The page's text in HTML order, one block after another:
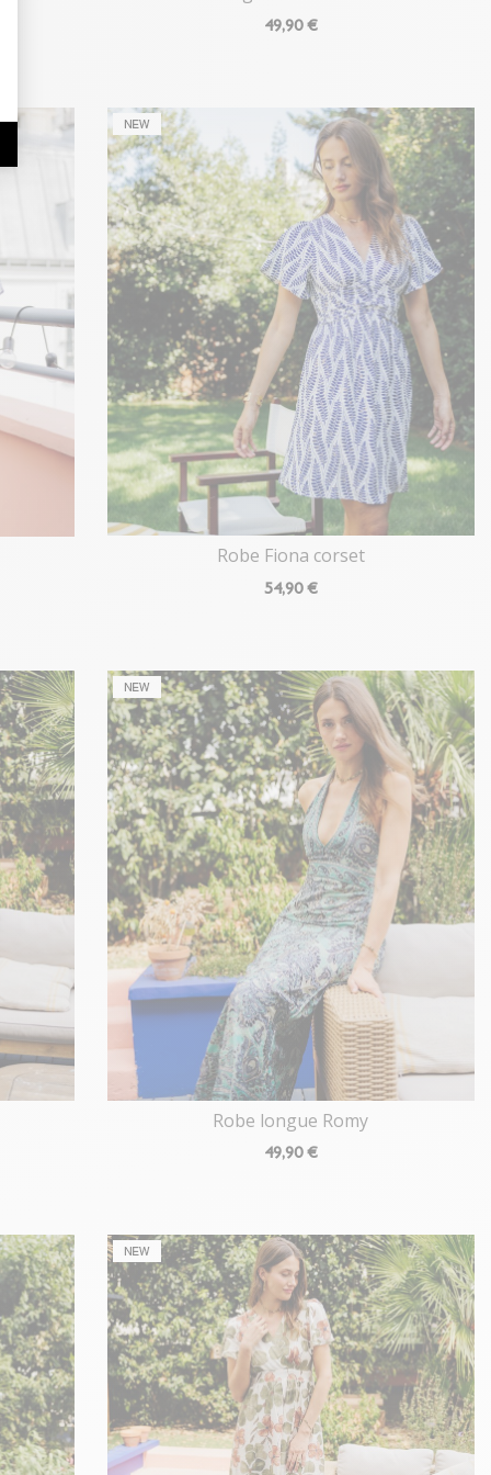
49,90 €
Robe Fiona corset
54,90 €
Robe longue Romy
49,90 €